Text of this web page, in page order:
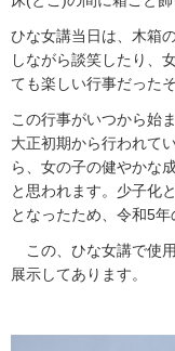
ひな女講当日は、木箱
しながら談笑したり、
ても楽しい行事だったそ
この行事がいつから始
大正初期から行われて
ら、女の子の健やかな
と思われます。少子化
となったため、令和5
この、ひな女講で使
展示してあります。